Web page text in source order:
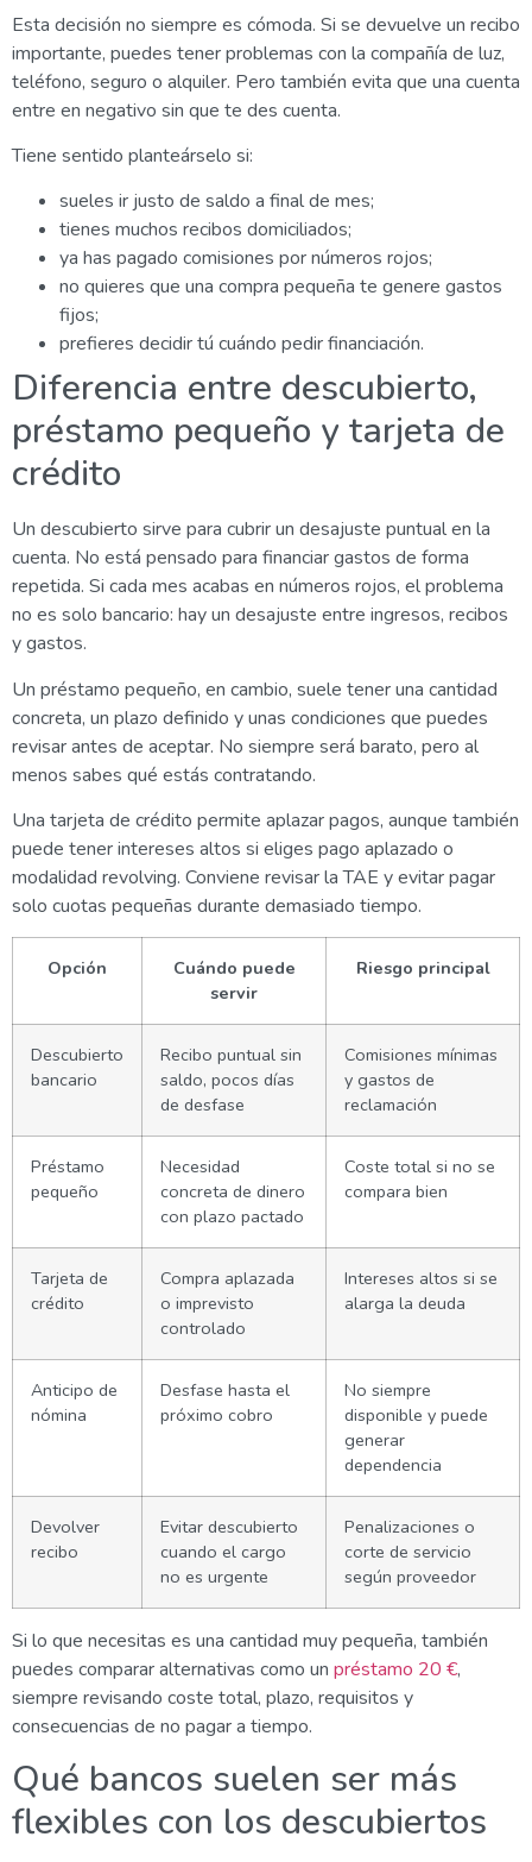
Esta decisión no siempre es cómoda. Si se devuelve un recibo
importante, puedes tener problemas con la compañía de luz,
teléfono, seguro o alquiler. Pero también evita que una cuenta
entre en negativo sin que te des cuenta.
Tiene sentido planteárselo si:
sueles ir justo de saldo a final de mes;
tienes muchos recibos domiciliados;
ya has pagado comisiones por números rojos;
no quieres que una compra pequeña te genere gastos
fijos;
prefieres decidir tú cuándo pedir financiación.
Diferencia entre descubierto,
préstamo pequeño y tarjeta de
crédito
Un descubierto sirve para cubrir un desajuste puntual en la
cuenta. No está pensado para financiar gastos de forma
repetida. Si cada mes acabas en números rojos, el problema
no es solo bancario: hay un desajuste entre ingresos, recibos
y gastos.
Un préstamo pequeño, en cambio, suele tener una cantidad
concreta, un plazo definido y unas condiciones que puedes
revisar antes de aceptar. No siempre será barato, pero al
menos sabes qué estás contratando.
Una tarjeta de crédito permite aplazar pagos, aunque también
puede tener intereses altos si eliges pago aplazado o
modalidad revolving. Conviene revisar la TAE y evitar pagar
solo cuotas pequeñas durante demasiado tiempo.
Opción
Cuándo puede
servir
Riesgo principal
Descubierto
bancario
Recibo puntual sin
saldo, pocos días
de desfase
Comisiones mínimas
y gastos de
reclamación
Préstamo
pequeño
Necesidad
concreta de dinero
con plazo pactado
Coste total si no se
compara bien
Tarjeta de
crédito
Compra aplazada
o imprevisto
controlado
Intereses altos si se
alarga la deuda
Anticipo de
nómina
Desfase hasta el
próximo cobro
No siempre
disponible y puede
generar
dependencia
Devolver
recibo
Evitar descubierto
cuando el cargo
no es urgente
Penalizaciones o
corte de servicio
según proveedor
Si lo que necesitas es una cantidad muy pequeña, también
puedes comparar alternativas como un préstamo 20 €,
siempre revisando coste total, plazo, requisitos y
consecuencias de no pagar a tiempo.
Qué bancos suelen ser más
flexibles con los descubiertos